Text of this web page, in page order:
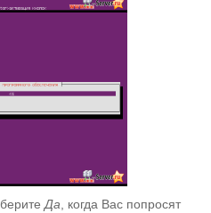
Да , когда Вас попросят